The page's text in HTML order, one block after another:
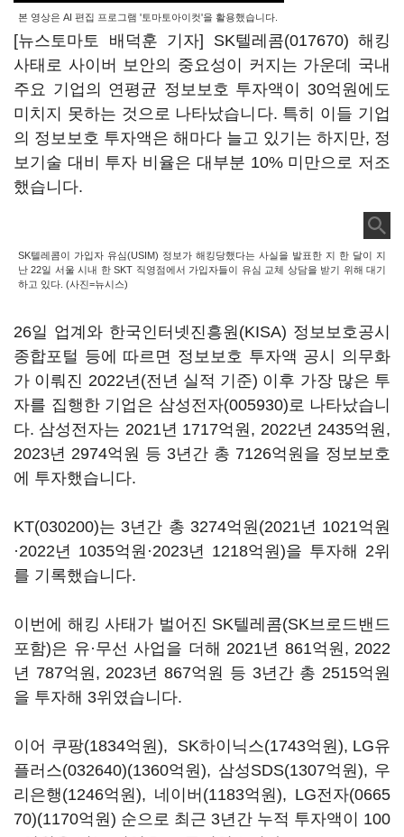
본 영상은 AI 편집 프로그램 '토마토아이컷'을 활용했습니다.
[뉴스토마토 배덕훈 기자] SK텔레콤(017670) 해킹
사태로 사이버 보안의 중요성이 커지는 가운데 국내
주요 기업의 연평균 정보보호 투자액이 30억원에도
미치지 못하는 것으로 나타났습니다. 특히 이들 기업
의 정보보호 투자액은 해마다 늘고 있기는 하지만, 정
보기술 대비 투자 비율은 대부분 10% 미만으로 저조
했습니다.
SK텔레콤이 가입자 유심(USIM) 정보가 해킹당했다는 사실을 발표한 지 한 달이 지
난 22일 서울 시내 한 SKT 직영점에서 가입자들이 유심 교체 상담을 받기 위해 대기
하고 있다. (사진=뉴시스)
26일 업계와 한국인터넷진흥원 (KISA) 정보보호공시
종합포털 등에 따르면 정보보호 투자액 공시 의무화
가 이뤄진 2022년(전년 실적 기준) 이후 가장 많은 투
자를 집행한 기업은 삼성전자(005930)로 나타났습니
다. 삼성전자는 2021년 1717억원 , 2022년 2435억원 ,
2023년 2974억원 등 3년간 총 7126억원을 정보보호
에 투자했습니다.
KT(030200)는 3년간 총 3274억원 (2021년 1021억원
·2022년 1035억원·2023년 1218억원)을 투자해 2위
를 기록했습니다.
이번에 해킹 사태가 벌어진 SK텔레콤(SK브로드밴드
포함)은 유·무선 사업을 더해 2021년 861억원 , 2022
년 787억원 , 2023년867억원 등 3년간 총 2515억원
을 투자해 3위였습니다.
이어 쿠팡(1834억원), SK하이닉스(1743억원), LG유
플러스(032640)(1360억원), 삼성SDS(1307억원), 우
리은행(1246억원), 네이버 (1183억원), LG전자(0665
70)(1170억원) 순으로 최근 3년간 누적 투자액이 100